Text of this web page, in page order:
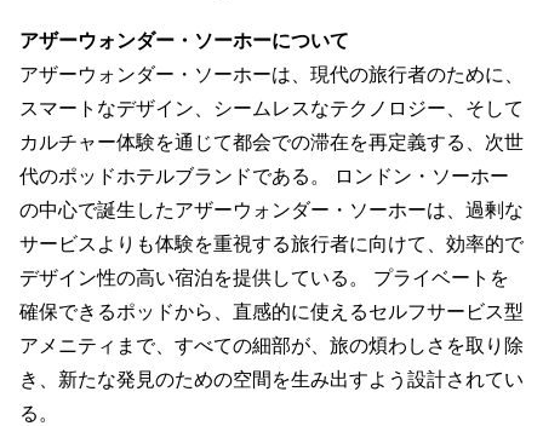
アザーウォンダー・ソーホーについて
アザーウォンダー・ソーホーは、現代の旅行者のために、
スマートなデザイン、シームレスなテクノロジー、そして
カルチャー体験を通じて都会での滞在を再定義する、次世
代のポッドホテルブランドである。 ロンドン・ソーホー
の中心で誕生したアザーウォンダー・ソーホーは、過剰な
サービスよりも体験を重視する旅行者に向けて、効率的で
デザイン性の高い宿泊を提供している。 プライベートを
確保できるポッドから、直感的に使えるセルフサービス型
アメニティまで、すべての細部が、旅の煩わしさを取り除
き、新たな発見のための空間を生み出すよう設計されてい
る。